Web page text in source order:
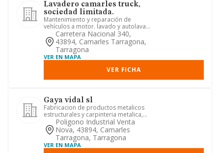
Lavadero camarles truck,
sociedad limitada.
Mantenimiento y reparación de
vehículos a motor. lavado y autolavado
exterior e interior en general
Carretera Nacional 340,
43894, Camarles Tarragona,
Tarragona
VER EN MAPA
VER FICHA
Gaya vidal sl
Fabricacion de productos metalicos
estructurales y carpinteria metalica,
mecanizados y fresados, as...
Poligono Industrial Venta
Nova, 43894, Camarles
Tarragona, Tarragona
VER EN MAPA